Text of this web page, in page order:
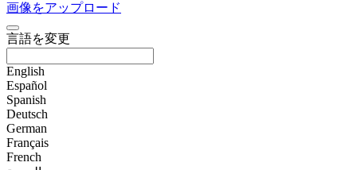
画像をアップロード
言語を変更
English
Español
Spanish
Deutsch
German
Français
French